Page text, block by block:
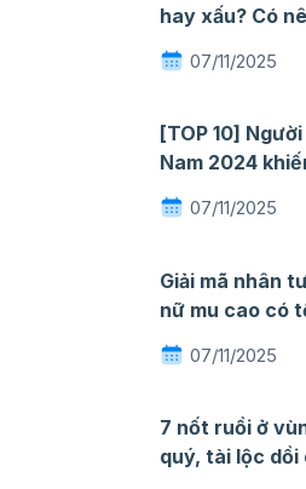
hay xấu? Có
07/11/2025
[TOP 10]
Nam 2024
ngàng mê đắm
07/11/2025
Giải mã nhân
nữ mu cao có
07/11/2025
7 nốt ruồi ở
quý, tài lộc dồi